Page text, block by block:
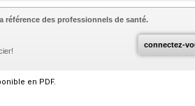
connectez-
référence des professionnels de santé.
en PDF.